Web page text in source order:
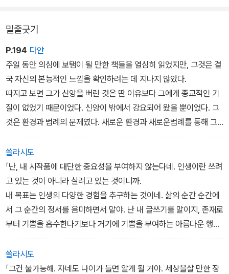
밑줄긋기
P.194 다얀
주일 동안 의심에 보탬이 될 만한 책들을 열심히 읽었지만, 그것은 결
국 자신의 본능적인 느낌을 확인하려는 데 지나지 않았다.
따지고 보면 그가 신앙을 버린 것은 딴 이유보다 그에게 종교적인 기
질이 없었기 때문이었다. 신앙이 밖에서 강요되어 왔을 뿐이었다. 그
것은 환경과 범례의 문제였다. 새로운 환경과 새로운범례를 통해 그
는 자신을 발견할 수 있었다. 그는 어린 시절의신앙을 간단히 벗어던
져 버렸다. 마치 몸에 맞지 않게 된 외투처럼. 비록 깨닫지는 못했지
만 신앙이 오랫동안 그를 지탱해 왔던지라, 그것을 버리고 나자, 처음
에는 삶이 낯설고 외롭게 보였다. 지팡이에 의지해 오던 사람이 갑자
기 지팡이 없이 걷게된 기분이었다. 낮은 더 춥고, 밤은 더 외롭게 느
껴졌다. 하지만 벅찬 감격이 그를 버티게 해주었다. 삶이 더 아슬아슬
한 모험으로 여겨졌다. 이윽고, 내던져버린 지팡이, 벗어버린 외투
가 오히려 힘겨운 짐이 아니었던가 하고 생각되었다. 그에게 신앙
의 핵심을 이루었던 부분은 수년 동안 강요되었던 종교의 의례였다.
쏠라시도
「난, 내 시작품에 대단한 중요성을 부여하지 않는다네. 인생이란 쓰려
고 있는 것이 아니라 살려고 있는 것이니까.
내 목표는 인생의 다양한 경험을 추구하는 것이네. 삶의 순간 순간에
서 그 순간의 정서를 음미하면서 말야. 난 내 글쓰기를 말이지, 존재로
부터 기쁨을 흡수한다기보다 거기에 기쁨을 부여하는 아름다운 행위
라고 보네. 후세의 문제는 말일세후세따윈 상관없네」필립은 미소지었
다. 이 삶의 예술가가 써내는 것은 형편없는 화가의 졸작 이상의 것
이 되지 못한다는 것은 금방 알 수 있었기 때문이다. 크론쇼는 물끄러
쏠라시도
「그건 불가능해. 자네도 나이가 들면 알게 될 거야. 세상을살 만한 장